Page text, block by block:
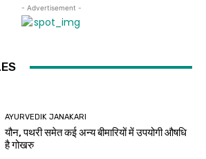
- Advertisement -
AYURVEDIK JANAKARI
यौन, पथरी समेत कई अन्य बीमारियों में उपयोगी औषधि
है गोखरु